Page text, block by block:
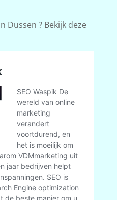
Dussen ? Bekijk deze